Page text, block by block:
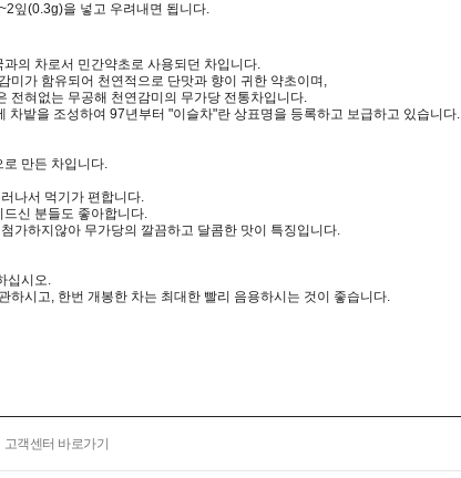
잎(0.3g)을 넣고 우려내면 됩니다.
의 차로서 민간약초로 사용되던 차입니다.
미가 함유되어 천연적으로 단맛과 향이 귀한 약초이며,
전혀없는 무공해 천연감미의 무가당 전통차입니다.
차밭을 조성하여 97년부터 "이슬차"란 상표명을 등록하고 보급하고 있습니다.
만든 차입니다.
나서 먹기가 편합니다.
신 분들도 좋아합니다.
가하지않아 무가당의 깔끔하고 달콤한 맛이 특징입니다.
십시오.
하시고, 한번 개봉한 차는 최대한 빨리 음용하시는 것이 좋습니다.
고객센터 바로가기